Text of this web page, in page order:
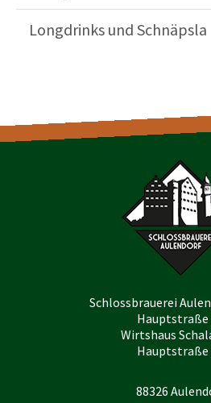
Longdrinks und Schnäpsla
Schlossbrauerei
Hauptstraße
Wirtshaus
Hauptstraße
88326